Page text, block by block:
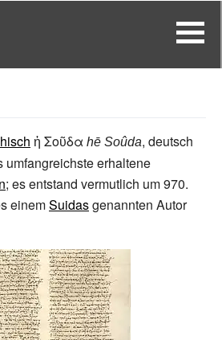
ἡ Σοῦδα hē Soûda, deutsch
umfangreichste erhaltene
; es entstand vermutlich um 970.
einemSuidasgenannten Autor